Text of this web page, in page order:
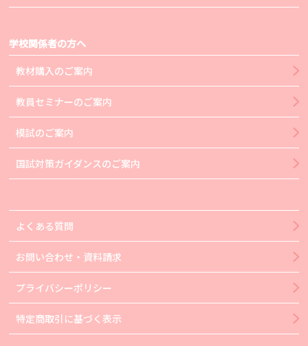
学校関係者の方へ
教材購入のご案内
教員セミナーのご案内
模試のご案内
国試対策ガイダンスのご案内
よくある質問
お問い合わせ・資料請求
プライバシーポリシー
特定商取引に基づく表示